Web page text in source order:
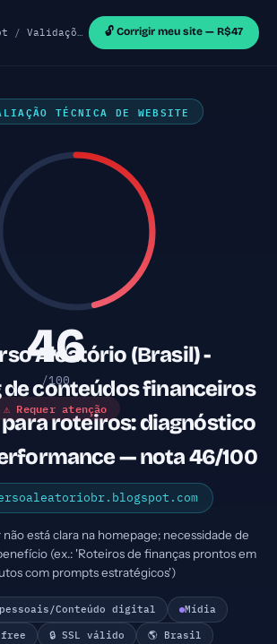
/Validações de MVP /Sites Outras
🔓 Corrigir meu site — R$47
TÉCNICA DE WEBSITE
46
/100
⚠ Requer atenção
Aleatório (Brasil) -
conteúdos financeiros
roteiros: diagnóstico
— nota 46/100
está clara na homepage; necessidade de
(ex.: 'Roteiros de finanças prontos em
com prompts estratégicos')
Conteúdo digital Mídia
🔒 SSL válido 🌎 Brasil